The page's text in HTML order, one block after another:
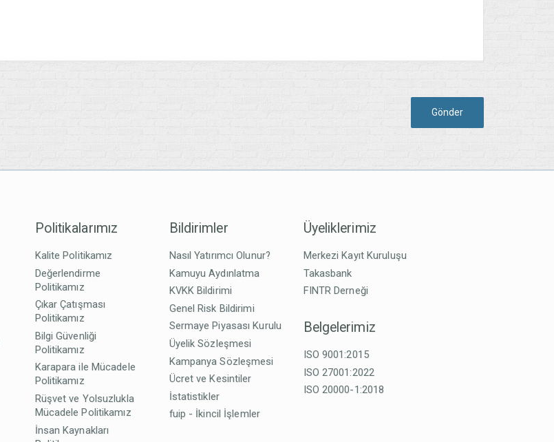
Gönder
Politikalarımız
Kalite Politikamız
Değerlendirme
Politikamız
Çıkar Çatışması
Politikamız
Bilgi Güvenliği
Politikamız
Karapara ile Mücadele
Politikamız
Rüşvet ve Yolsuzlukla
Mücadele Politikamız
İnsan Kaynakları
Bildirimler
Nasıl Yatırımcı Olunur?
Kamuyu Aydınlatma
KVKK Bildirimi
Genel Risk Bildirimi
Sermaye Piyasası Kurulu
Üyelik Sözleşmesi
Kampanya Sözleşmesi
Ücret ve Kesintiler
İstatistikler
fuip - İkincil İşlemler
Üyeliklerimiz
Merkezi Kayıt Kuruluşu
Takasbank
FINTR Derneği
Belgelerimiz
ISO 9001:2015
ISO 27001:2022
ISO 20000-1:2018